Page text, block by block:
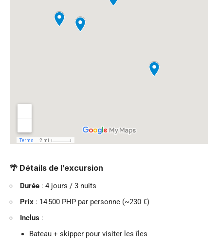
🌴 Détails de l’excursion
Durée : 4 jours / 3 nuits
Prix : 14 500 PHP par personne (~230 €)
Inclus :
Bateau + skipper pour visiter les îles